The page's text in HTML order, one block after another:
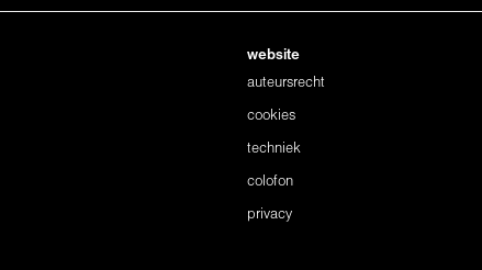
website
auteursrecht
cookies
techniek
colofon
privacy